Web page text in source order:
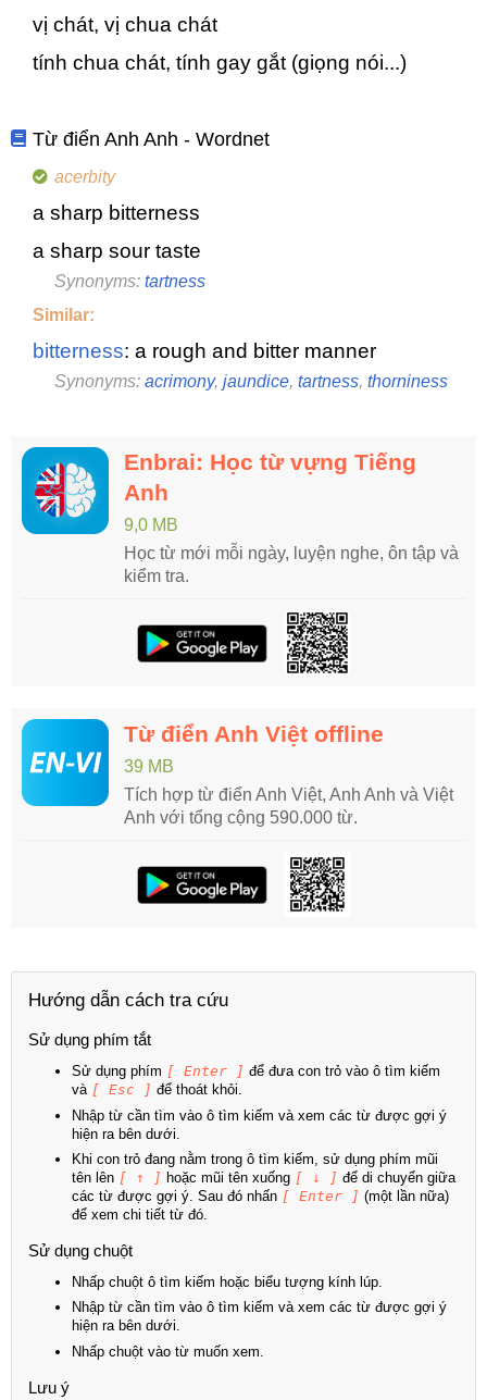
vị chát, vị chua chát
tính chua chát, tính gay gắt (giọng nói...)
Từ điển Anh Anh - Wordnet
acerbity
a sharp bitterness
a sharp sour taste
Synonyms: tartness
Similar:
bitterness: a rough and bitter manner
Synonyms: acrimony, jaundice, tartness, thorniness
Enbrai: Học từ vựng Tiếng
Anh
9,0 MB
Học từ mới mỗi ngày, luyện nghe, ôn tập và
kiểm tra.
Từ điển Anh Việt offline
39 MB
Tích hợp từ điển Anh Việt, Anh Anh và Việt
Anh với tổng cộng 590.000 từ.
Hướng dẫn cách tra cứu
Sử dụng phím tắt
Sử dụng phím [ Enter ] để đưa con trỏ vào ô tìm kiếm
và [ Esc ] để thoát khỏi.
Nhập từ cần tìm vào ô tìm kiếm và xem các từ được gợi ý
hiện ra bên dưới.
Khi con trỏ đang nằm trong ô tìm kiếm, sử dụng phím mũi
tên lên [ ↑ ] hoặc mũi tên xuống [ ↓ ] để di chuyển giữa
các từ được gợi ý. Sau đó nhấn [ Enter ] (một lần nữa)
để xem chi tiết từ đó.
Sử dụng chuột
Nhấp chuột ô tìm kiếm hoặc biểu tượng kính lúp.
Nhập từ cần tìm vào ô tìm kiếm và xem các từ được gợi ý
hiện ra bên dưới.
Nhấp chuột vào từ muốn xem.
Lưu ý